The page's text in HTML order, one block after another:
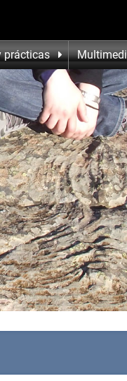
prácticas